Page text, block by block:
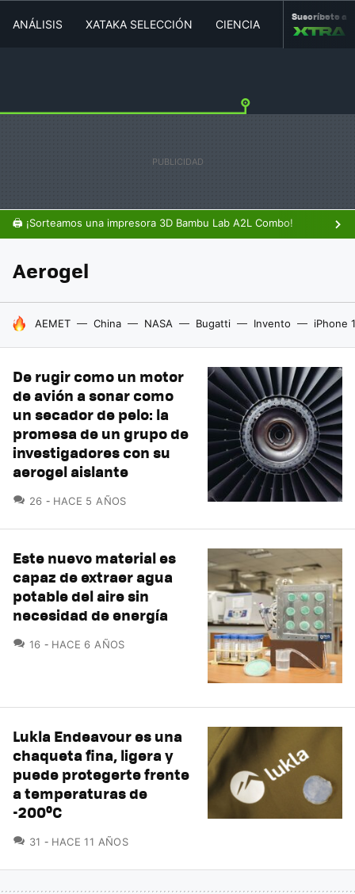
ANÁLISIS XATAKA SELECCIÓN CIENCIA MOVILIDAD
Suscríbete a
🖨️ ¡Sorteamos una impresora 3D Bambu Lab A2L Combo!
Aerogel
HOY SE HABLA DE
AEMET China NASA Bugatti Invento iPhone
De rugir como un motor
de avión a sonar como
un secador de pelo: la
promesa de un grupo de
investigadores con su
aerogel aislante
26 COMENTARIOS
HACE 5 AÑOS
Este nuevo material es
capaz de extraer agua
potable del aire sin
necesidad de energía
16 COMENTARIOS
HACE 6 AÑOS
Lukla Endeavour es una
chaqueta fina, ligera y
puede protegerte frente
a temperaturas de
-200ºC
31 COMENTARIOS
HACE 11 AÑOS